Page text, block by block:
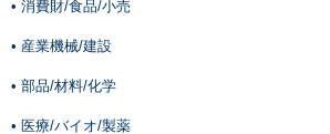
• 消費財/食品/小売
• 産業機械/建設
• 部品/材料/化学
• 医療/バイオ/製薬